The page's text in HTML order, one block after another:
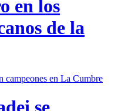
en los
de la